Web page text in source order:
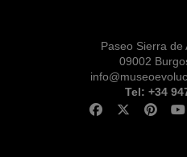
Paseo Sierra de
09002
Tel: +34